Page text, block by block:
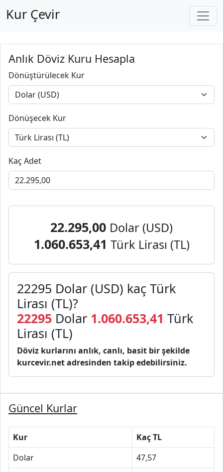
Kur Çevir
Anlık Döviz Kuru Hesapla
Dönüştürülecek Kur
Dönüşecek Kur
Kaç Adet
22.295,00 Dolar (USD)
1.060.653,41 Türk Lirası (TL)
22295 Dolar (USD) kaç Türk
Lirası (TL)?
22295 Dolar 1.060.653,41 Türk
Lirası (TL)
Döviz kurlarını anlık, canlı, basit bir şekilde
kurcevir.net adresinden takip edebilirsiniz.
Güncel Kurlar
Kur
Kaç TL
Dolar
47,57